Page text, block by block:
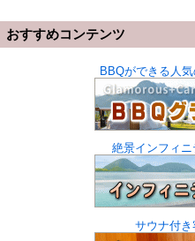
おすすめコンテンツ
BBQができる人
絶景インフィ
サウナ付